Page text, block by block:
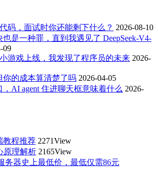
码，面试时你还能剩下什么？ 2026-08-10
是一种罪，直到我遇见了 DeepSeek-V4-
09
游戏上线，我发现了程序员的未来 2026-
你的成本算清楚了吗 2026-04-05
AI agent 住进聊天框意味着什么 2026-
教程推荐 2271View
原理解析 2165View
务器史上最低价，最低仅需86元